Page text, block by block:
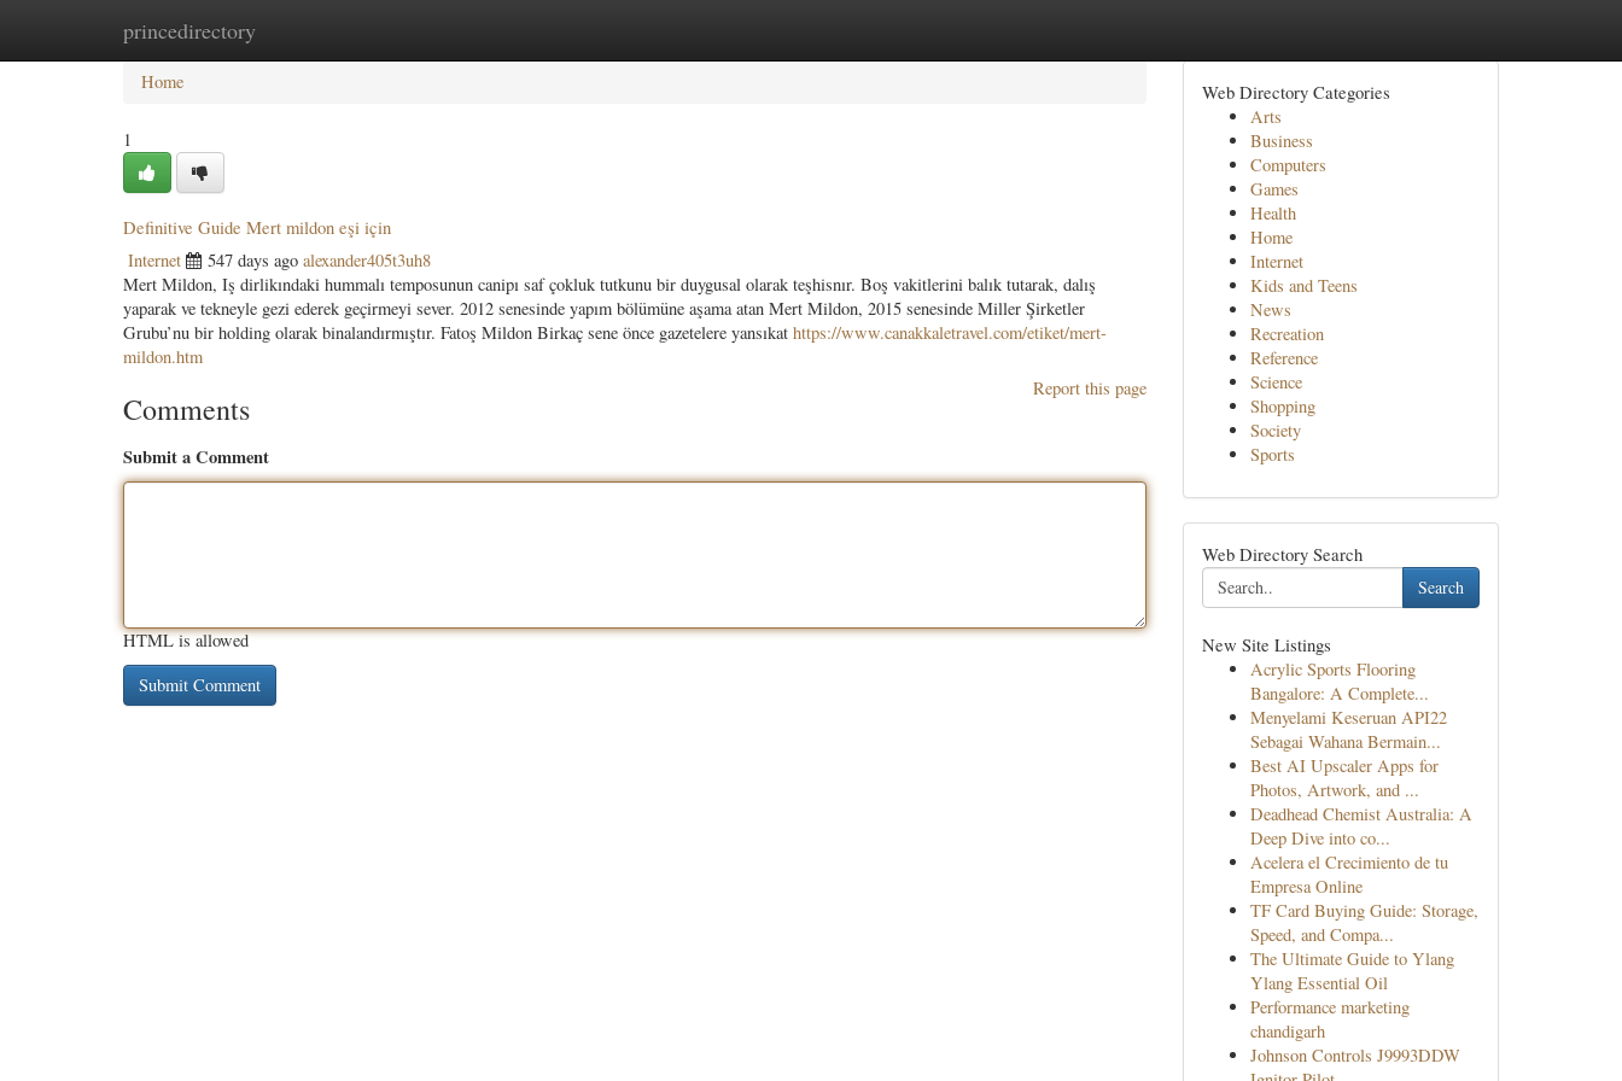
princedirectory
Home New Site Listings
Home
1
Definitive Guide Mert mildon eşi için
Internet 547 days ago alexander405t3uh8
Mert Mildon, Iş dirlikındaki hummalı temposunun canipı saf çokluk tutkunu bir duygusal olarak teşhisnır. Boş vakitlerini balık tutarak, dalış
yaparak ve tekneyle gezi ederek geçirmeyi sever. 2012 senesinde yapım bölümüne aşama atan Mert Mildon, 2015 senesinde Miller Şirketler
Grubu’nu bir holding olarak binalandırmıştır. Fatoş Mildon Birkaç sene önce gazetelere yansıkat https://www.canakkaletravel.com/etiket/mert-
mildon.htm
Report this page
Comments
Submit a Comment
HTML is allowed
Web Directory Categories
Arts
Business
Computers
Games
Health
Home
Internet
Kids and Teens
News
Recreation
Reference
Science
Shopping
Society
Sports
Web Directory Search
Search
New Site Listings
Acrylic Sports Flooring
Bangalore: A Complete...
Menyelami Keseruan API22
Sebagai Wahana Bermain...
Best AI Upscaler Apps for
Photos, Artwork, and ...
Deadhead Chemist Australia: A
Deep Dive into co...
Acelera el Crecimiento de tu
Empresa Online
TF Card Buying Guide: Storage,
Speed, and Compa...
The Ultimate Guide to Ylang
Ylang Essential Oil
Performance marketing
chandigarh
Johnson Controls J9993DDW